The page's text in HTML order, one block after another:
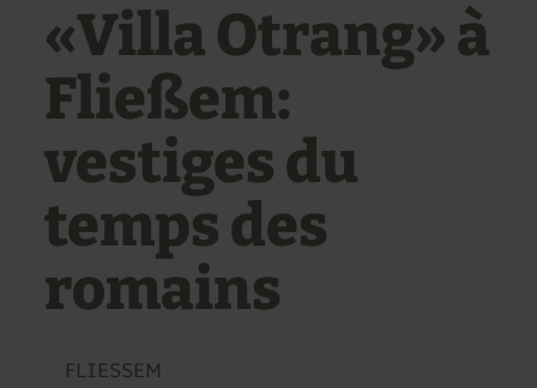
«Villa Otrang» à
Fließem:
vestiges du
temps des
romains
FLIESSEM